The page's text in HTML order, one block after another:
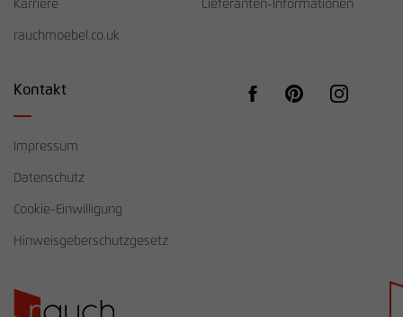
Karriere
rauchmoebel.co.uk
Lieferanten-Informationen
Kontakt
Impressum
Datenschutz
Cookie-Einwilligung
Hinweisgeberschutzgesetz